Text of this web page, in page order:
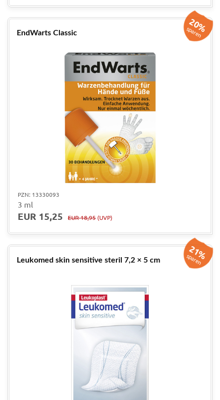
EndWarts Classic 20%
sparen
PZN: 13330093
3 ml
EUR 15,25 EUR 18,95 (UVP)
Leukomed skin sensitive steril 7,2 × 5 cm 21%
sparen